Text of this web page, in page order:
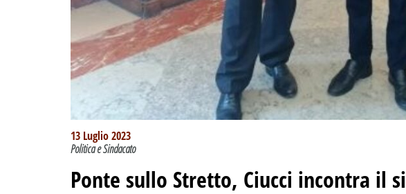
13 Luglio 2023
Politica e Sindacato
Ponte sullo Stretto, Ciucci incontra il